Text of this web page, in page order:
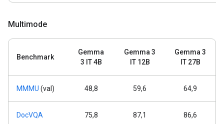
Multimode
Benchmark
Gemma
3 IT 4B
Gemma 3
IT 12B
Gemma 3
IT 27B
MMMU (val) 48,8 59,6 64,9
DocVQA 75,8 87,1 86,6